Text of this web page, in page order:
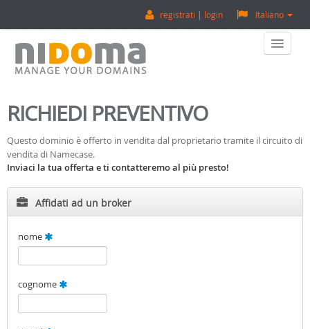
Italiano
registrati login
Vendi Un Dominio
Contatti
RICHIEDI PREVENTIVO
Questo dominio è offerto in vendita dal proprietario tramite il circuito di
vendita di Namecase.
Inviaci la tua offerta e ti contatteremo al più presto!
Affidati ad un broker
nome
cognome